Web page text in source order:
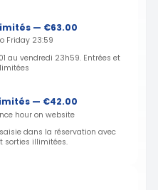
— €63.00
Friday 23:59
au vendredi 23h59. Entrées et
— €42.00
hour on website
dans la réservation avec
sorties illimitées.